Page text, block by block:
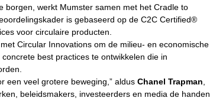
borgen, werkt Mumster samen met het Cradle to
is gebaseerd op de C2C Certified®
voor circulaire producten.
Circular Innovations om de milieu- en economische
best practices te ontwikkelen die in
een veel grotere beweging,” aldus Chanel Trapman
beleidsmakers, investeerders en media de handen